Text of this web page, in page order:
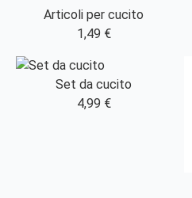
Articoli per cucito
1,49 €
Set da cucito
4,99 €